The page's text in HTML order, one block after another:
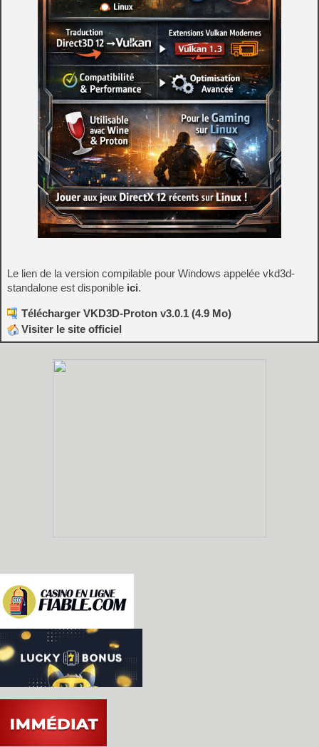
Le lien de la version compilable pour Windows appelée vkd3d-
standalone est disponible ici.
Télécharger VKD3D-Proton v3.0.1 (4.9 Mo)
Visiter le site officiel